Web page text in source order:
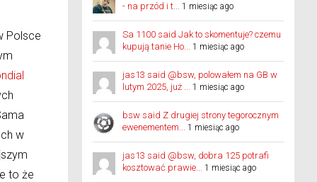
Polsce
w
to że
- na przód i t... 1 miesiąc ago
Sa 1100 said Jak to skomentuje? czemu
kupują tanie Ho... 1 miesiąc ago
jas13 said @bsw, polowałem na GB w
lutym 2025, już ... 1 miesiąc ago
bsw said Z drugiej strony tegorocznym
ewenementem... 1 miesiąc ago
jas13 said @bsw, dobra 125 potrafi
kosztować prawie... 1 miesiąc ago